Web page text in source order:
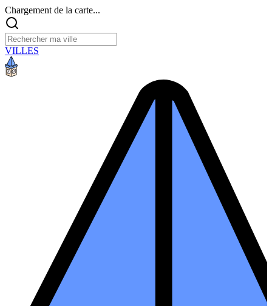
Chargement de la carte...
VILLES